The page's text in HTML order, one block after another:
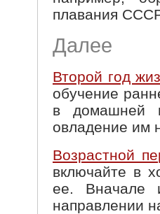
плавания
Далее
Второй год
обучение
в домашней
овладение им
Возрастной
включайте в
ее. Вначале
направлении